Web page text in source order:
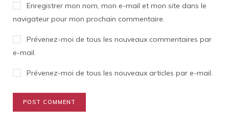
Enregistrer mon nom, mon e-mail et mon site dans le
navigateur pour mon prochain commentaire.
Prévenez-moi de tous les nouveaux commentaires par
e-mail.
Prévenez-moi de tous les nouveaux articles par e-mail.